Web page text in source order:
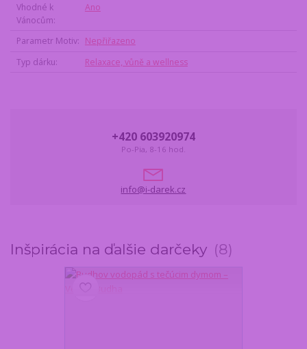
Vhodné k
Vánocům
Ano
Parametr Motiv
Nepřiřazeno
Typ dárku
Relaxace, vůně a wellness
+420 603920974
Po-Pia, 8-16 hod.
info@i-darek.cz
Inšpirácia na ďalšie darčeky 8